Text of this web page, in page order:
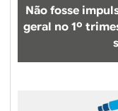
Não fosse
geral no 1º